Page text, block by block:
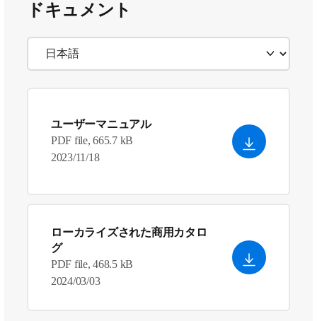
ドキュメント
ユーザーマニュアル
PDF file, 665.7 kB
2023/11/18
ローカライズされた商用カタロ
グ
PDF file, 468.5 kB
2024/03/03